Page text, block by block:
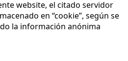
website, el citado servidor
en “cookie”, según se
la información anónima